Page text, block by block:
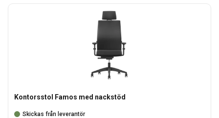
Kontorsstol Famos med nackstöd
Skickas från leverantör